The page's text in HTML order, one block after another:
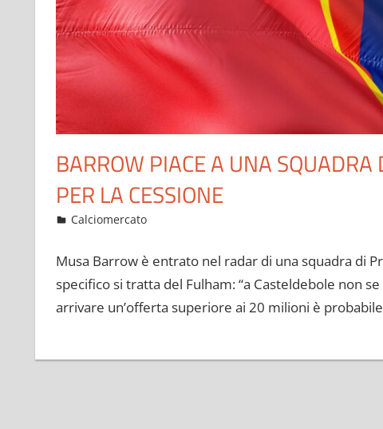
BARROW PIACE A UNA
PER LA CESSIONE
Giugno 21, 2022
admin
Calciomercato
Musa Barrow è entrato nel radar di una squadra di
specifico si tratta del Fulham: “a Casteldebole non
arrivare un’offerta superiore ai 20 milioni è